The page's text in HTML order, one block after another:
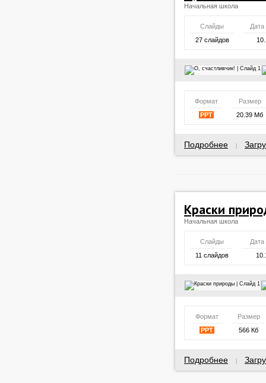
Начальная школа
Слайды
Дата
27 слайдов
Формат
Размер
PPT
20.39 Мб
Подробнее
Краски
Начальная школа
Слайды
Дата
11 слайдов
Формат
Размер
PPT
566 Кб
Подробнее